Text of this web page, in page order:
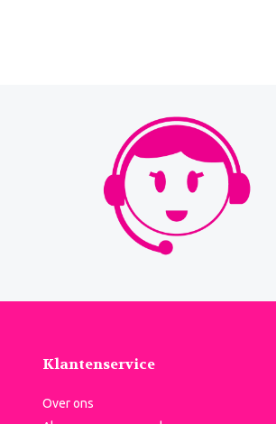
Klantenservice
Over ons